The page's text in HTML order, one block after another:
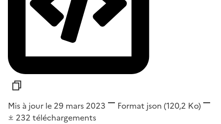
Mis à jour le 29 mars 2023 Format json (120,2 Ko)
232 téléchargements